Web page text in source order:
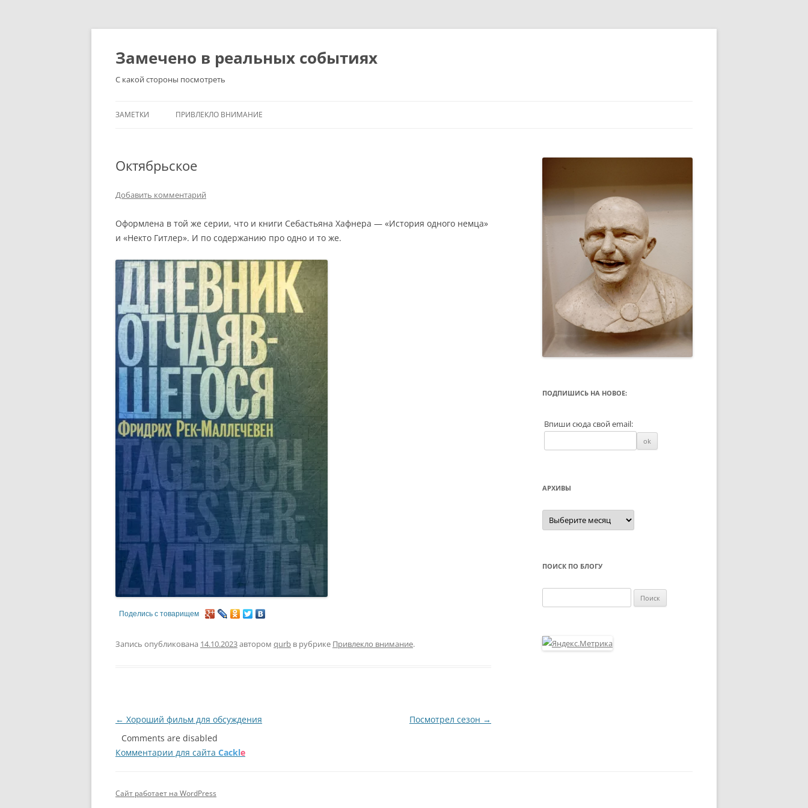
Перейти
Замечено в реальных событиях
С какой стороны посмотреть
ЗАМЕТКИ ПРИВЛЕКЛО ВНИМАНИЕ
Октябрьское
Добавить комментарий
Оформлена в той же серии, что и книги Себастьяна Хафнера — «История одного немца»
и «Некто Гитлер». И по содержанию про одно и то же.
Поделись с товарищем
Запись опубликована 14.10.2023автором qurb в рубрике Привлекло внимание.
Навигация
по
записям
← Хороший фильм для обсуждения Посмотрел сезон →
Comments are disabled
Комментарии для сайта Cackle
ПОДПИШИСЬ НА НОВОЕ:
Впиши сюда свой email:
АРХИВЫ
Архивы
ПОИСК ПО БЛОГУ
Сайт работает на WordPress